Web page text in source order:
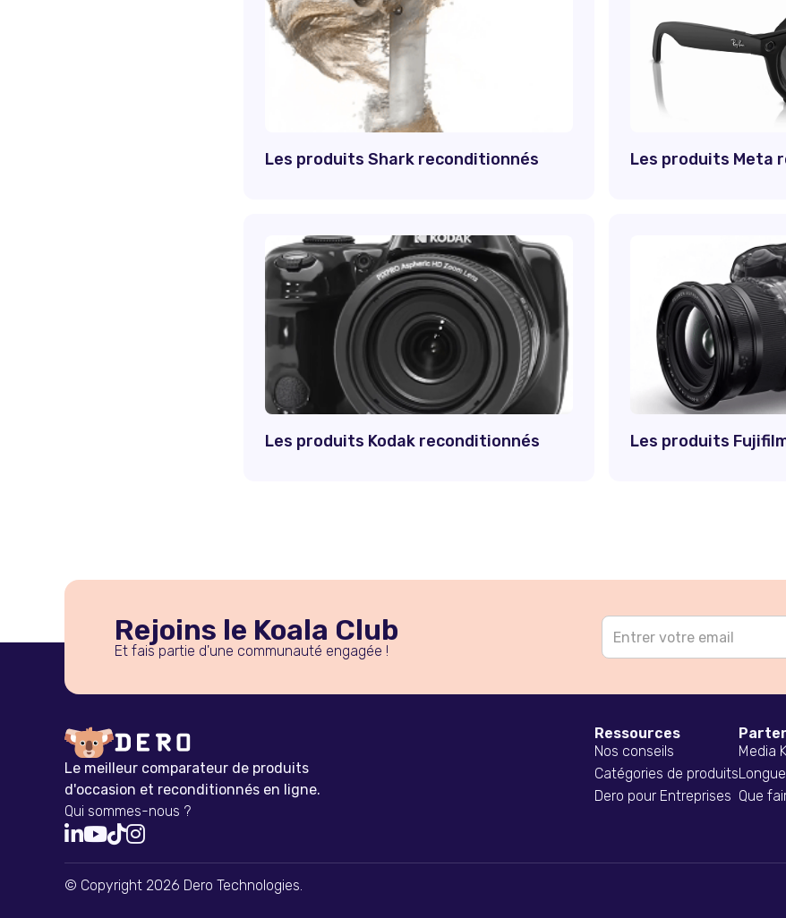
Les produits Shark reconditionnés Les produits Meta
Les produits Kodak reconditionnés Les produits
Rejoins le Koala Club
Et fais partie d'une communauté engagée !
Le meilleur comparateur de produits
d'occasion et reconditionnés en ligne.
Qui sommes-nous ?

Ressources
Nos conseils
Catégories de produits
Dero pour Entreprises
Media
Que
© Copyright 2026 Dero Technologies.